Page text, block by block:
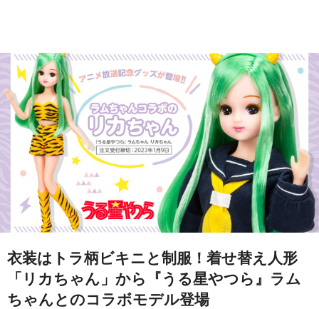
衣装はトラ柄ビキニと制服！着せ替え人形
「リカちゃん」から『うる星やつら』ラム
ちゃんとのコラボモデル登場